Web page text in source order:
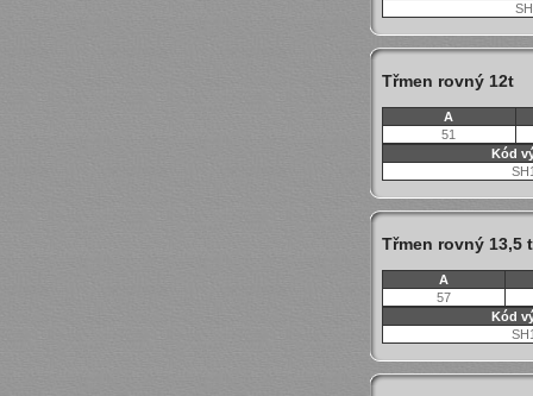
Třmen rovný 12t
A
51
Kód
Třmen rovný 13,5 t
A
57
Kód